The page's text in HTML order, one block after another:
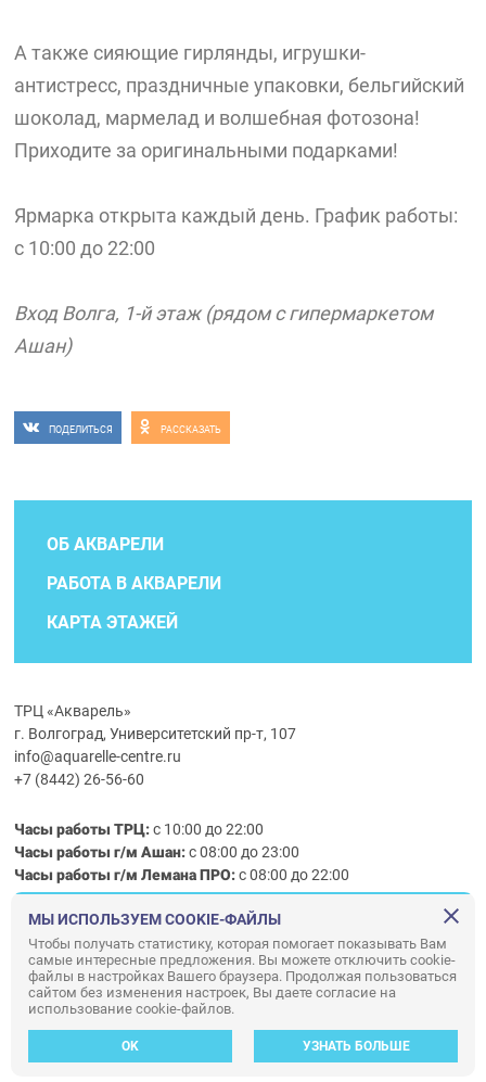
А также сияющие гирлянды, игрушки-
антистресс, праздничные упаковки, бельгийский
шоколад, мармелад и волшебная фотозона!
Приходите за оригинальными подарками!
Ярмарка открыта каждый день. График работы:
с 10:00 до 22:00
Вход Волга, 1-й этаж (рядом с гипермаркетом
Ашан)
ПОДЕЛИТЬСЯ РАССКАЗАТЬ
ОБ АКВАРЕЛИ
РАБОТА В АКВАРЕЛИ
КАРТА ЭТАЖЕЙ
ТРЦ «Акварель»
г. Волгоград, Университетский пр-т, 107
info@aquarelle-centre.ru
+7 (8442) 26-56-60
Часы работы ТРЦ:с 10:00 до 22:00
Часы работы г/м Ашан:с 08:00 до 23:00
Часы работыг/мЛемана ПРО:с 08:00 до 22:00
Правила посещения ТРЦ «Акварель»
ООО «АКВАРЕЛЬ»
© ООО «Акварель» 2010–2026. All right reserved.
Дизайн концепция сайта —
Адаптивный дизайн и программирование —34 ВЕБ
МЫ ИСПОЛЬЗУЕМ COOKIE-ФАЙЛЫ
Чтобы получать статистику, которая помогает показывать Вам
самые интересные предложения. Вы можете отключить cookie-
файлы в настройках Вашего браузера. Продолжая пользоваться
сайтом без изменения настроек, Вы даете согласие на
использование cookie-файлов.
OK УЗНАТЬ БОЛЬШЕ